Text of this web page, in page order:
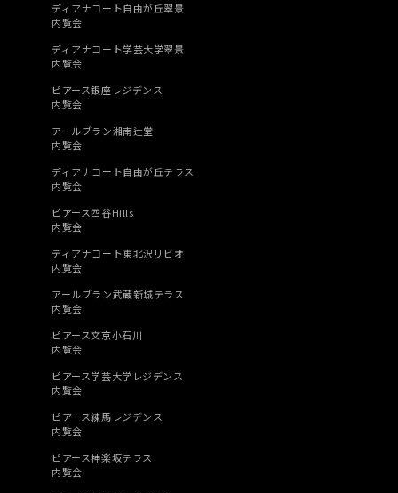
ディアナコート自由が丘翠景
内覧会
ディアナコート学芸大学翠景
内覧会
ピアース銀座レジデンス
内覧会
アールブラン湘南辻堂
内覧会
ディアナコート自由が丘テラス
内覧会
ピアース四谷Hills
内覧会
ディアナコート東北沢リビオ
内覧会
アールブラン武蔵新城テラス
内覧会
ピアース文京小石川
内覧会
ピアース学芸大学レジデンス
内覧会
ピアース練馬レジデンス
内覧会
ピアース神楽坂テラス
内覧会